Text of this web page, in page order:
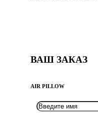
ВАШ ЗАКАЗ
AIR PILLOW